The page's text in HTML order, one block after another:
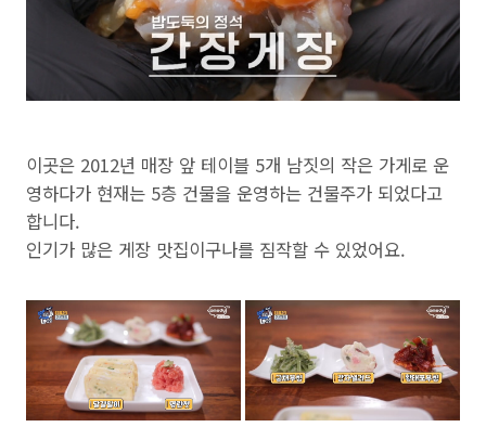
이곳은 2012년 매장 앞 테이블 5개 남짓의 작은 가게로 운
영하다가 현재는 5층 건물을 운영하는 건물주가 되었다고
합니다.
인기가 많은 게장 맛집이구나를 짐작할 수 있었어요.